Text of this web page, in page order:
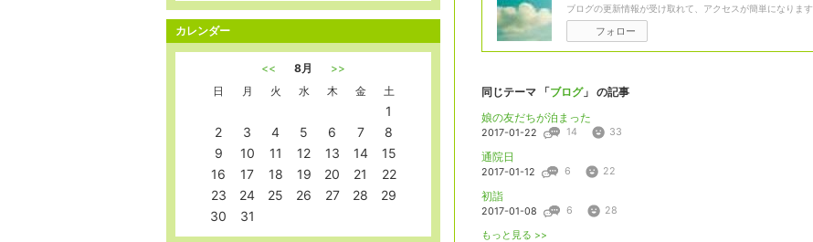
ブログの更新情報が受け取れて、アクセスが簡単になります
フォロー
同じテーマ 「ブログ」 の記事
娘の友だちが泊まった
2017-01-22 14 33
通院日
2017-01-12 6 22
初詣
2017-01-08 6 28
もっと見る >>
カレンダー
<< 8月
>>
日
月 火 水 木 金 土
1
2
3 4 5 6 7
8
9
10 11 12 13 14
15
16
17 18 19 20 21
22
23
24 25 26 27 28
29
30
31